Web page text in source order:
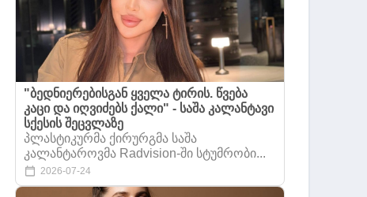
"ბედნიერებისგან ყველა ტირის. წვება
კაცი და იღვიძებს ქალი" - საშა კალანტავი
სქესის შეცვლაზე
პლასტიკურმა ქირურგმა საშა
კალანტაროვმა Radvision-ში სტუმრობი...
2026-07-24